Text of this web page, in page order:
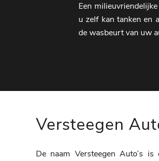
Een
u zelf kan tanken en
de wasbeurt van uw
Versteegen
De naam Versteegen Auto’s